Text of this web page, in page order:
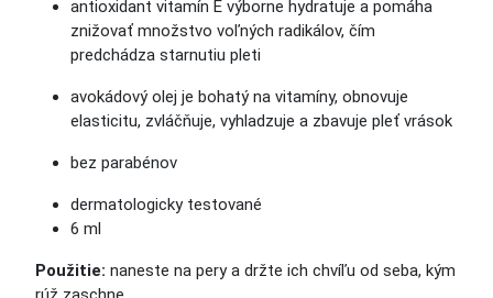
antioxidant vitamín E výborne hydratuje a pomáha
znižovať množstvo voľných radikálov, čím
predchádza starnutiu pleti
avokádový olej je bohatý na vitamíny, obnovuje
elasticitu, zvláčňuje, vyhladzuje a zbavuje pleť vrások
bez parabénov
dermatologicky testované
6 ml
Použitie: naneste na pery a držte ich chvíľu od seba, kým